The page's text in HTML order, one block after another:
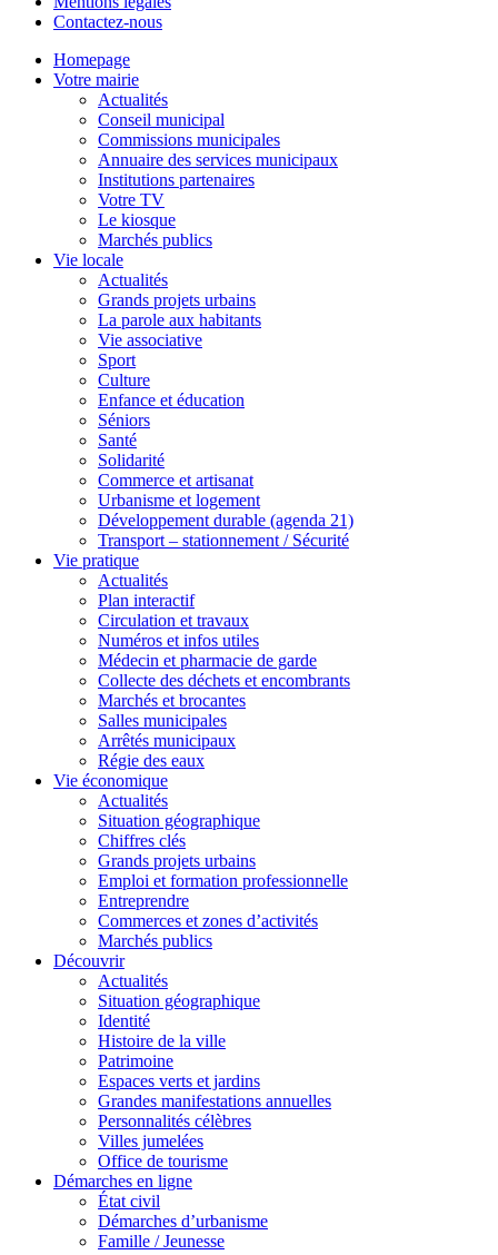
Contactez-nous
Homepage
Votre mairie
Actualités
Conseil municipal
Commissions municipales
Annuaire des services municipaux
Institutions partenaires
Votre TV
Le kiosque
Marchés publics
Vie locale
Actualités
Grands projets urbains
La parole aux habitants
Vie associative
Sport
Culture
Enfance et éducation
Séniors
Santé
Solidarité
Commerce et artisanat
Urbanisme et logement
Développement durable (agenda 21)
Transport – stationnement / Sécurité
Vie pratique
Actualités
Plan interactif
Circulation et travaux
Numéros et infos utiles
Médecin et pharmacie de garde
Collecte des déchets et encombrants
Marchés et brocantes
Salles municipales
Arrêtés municipaux
Régie des eaux
Vie économique
Actualités
Situation géographique
Chiffres clés
Grands projets urbains
Emploi et formation professionnelle
Entreprendre
Commerces et zones d’activités
Marchés publics
Découvrir
Actualités
Situation géographique
Identité
Histoire de la ville
Patrimoine
Espaces verts et jardins
Grandes manifestations annuelles
Personnalités célèbres
Villes jumelées
Office de tourisme
Démarches en ligne
État civil
Démarches d’urbanisme
Famille / Jeunesse